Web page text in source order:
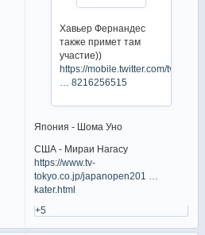
Хавьер Фернандес
также примет там
участие))
https://mobile.twitter.com/
… 8216256515
Япония - Шома Уно
США - Мираи Нагасу
https://www.tv-
tokyo.co.jp/japanopen201 …
kater.html
+5